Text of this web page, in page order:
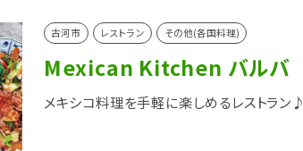
古河市 レストラン その他(各国料理)
Mexican Kitchen バルバ
メキシコ料理を手軽に楽しめるレストラン♪